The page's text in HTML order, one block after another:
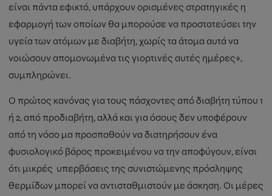
είναι πάντα εφικτό, υπάρχουν ορισμένες στρατηγικές η
εφαρμογή των οποίων θα μπορούσε να προστατεύσει την
υγεία των ατόμων με διαβήτη, χωρίς τα άτομα αυτά να
νοιώσουν απομονωμένα τις γιορτινές αυτές ημέρες»,
συμπληρώνει.
Ο πρώτος κανόνας για τους πάσχοντες από διαβήτη τύπου 1
ή 2, από προδιαβήτη, αλλά και για όσους δεν υποφέρουν
από τη νόσο μα προσπαθούν να διατηρήσουν ένα
φυσιολογικό βάρος προκειμένου να την αποφύγουν, είναι
ότι μικρές υπερβάσεις της συνιστώμενης πρόσληψης
θερμίδων μπορεί να αντισταθμιστούν με άσκηση. Οι μέρες